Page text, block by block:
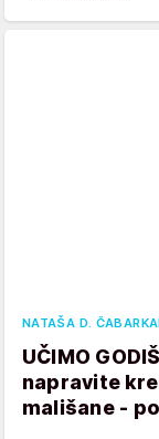
NATAŠA D.
UČIMO
napravite
mališane -